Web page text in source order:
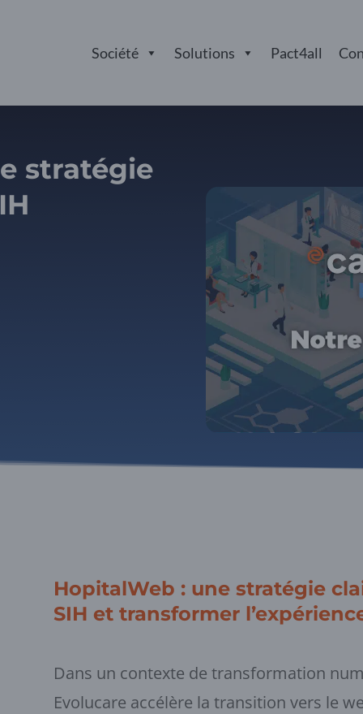
Société Solutions Pact4all
stratégie
HopitalWeb : une stratégie
SIH et transformer
Dans un contexte de transformation
Evolucare accélère la transition vers le